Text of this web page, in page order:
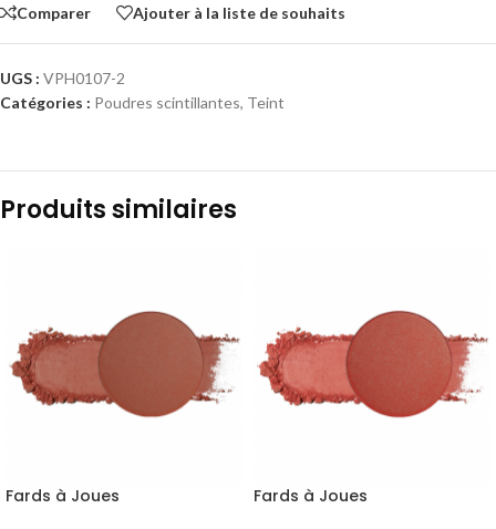
Comparer Ajouter à la liste de souhaits
UGS : VPH0107-2
Catégories : Poudres scintillantes, Teint
Produits similaires
Fards à Joues Fards à Joues